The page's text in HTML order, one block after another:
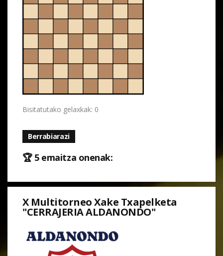
Bisitatutako gelaxkak: 0
Berrabiarazi
🏆 5 emaitza onenak:
X Multitorneo Xake Txapelketa
"CERRAJERIA ALDANONDO"